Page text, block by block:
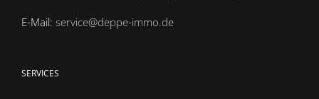
E-Mail: service@deppe-immo.de
SERVICES